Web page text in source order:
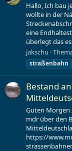
Hallo, Ich bau
wollte in der
eine
überlegt das
jakschu
straßenbahn
Bestand
Guten Morgen
mdr über den
https://